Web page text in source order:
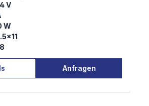
V
W
Anfragen